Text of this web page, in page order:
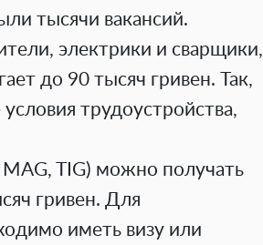
тысячи вакансий.
электрики и сварщики,
до 90 тысяч гривен. Так,
трудоустройства,
TIG) можно получать
гривен. Для
иметь визу или